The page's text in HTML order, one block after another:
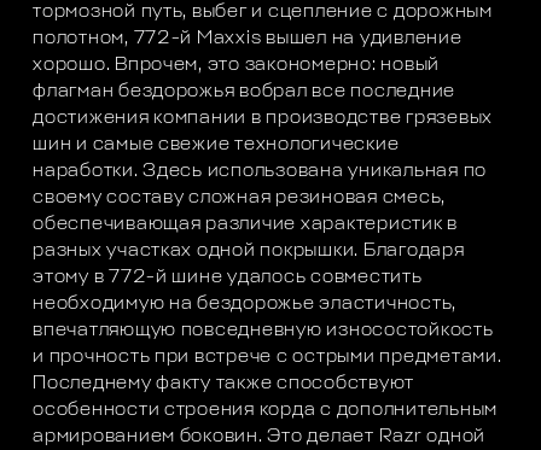
тормозной путь, выбег и сцепление с дорожным
полотном, 772-й Maxxis вышел на удивление
хорошо. Впрочем, это закономерно: новый
флагман бездорожья вобрал все последние
достижения компании в производстве грязевых
шин и самые свежие технологические
наработки. Здесь использована уникальная по
своему составу сложная резиновая смесь,
обеспечивающая различие характеристик в
разных участках одной покрышки. Благодаря
этому в 772-й шине удалось совместить
необходимую на бездорожье эластичность,
впечатляющую повседневную износостойкость
и прочность при встрече с острыми предметами.
Последнему факту также способствуют
особенности строения корда с дополнительным
армированием боковин. Это делает Razr одной